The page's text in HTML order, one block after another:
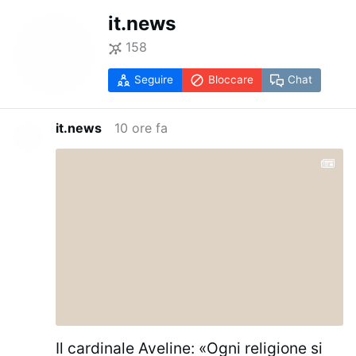
it.news
158
Seguire Bloccare Chat
it.news 10 ore fa
Il cardinale Aveline: «Ogni religione si